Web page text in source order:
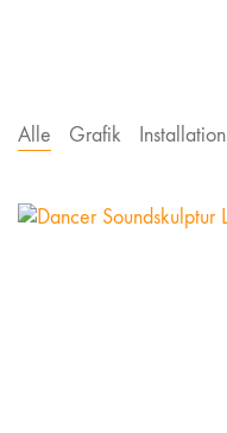
Alle Grafik Installation